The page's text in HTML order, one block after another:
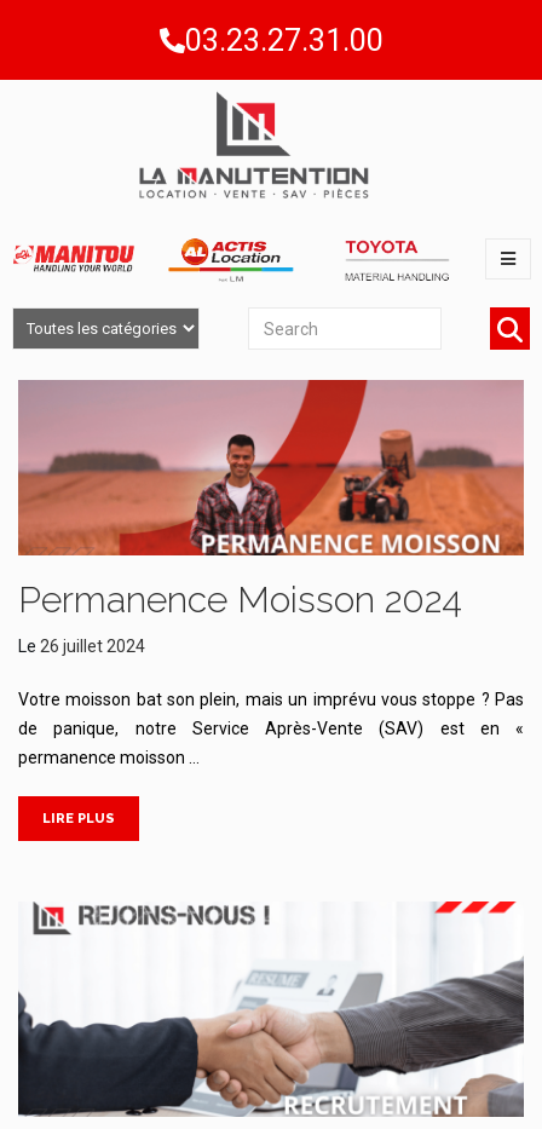
03.23.27.31.00
Permanence Moisson 2024
Le 26 juillet 2024
Votre moisson bat son plein, mais un imprévu vous stoppe ? Pas
de panique, notre Service Après-Vente (SAV) est en «
permanence moisson …
LIRE PLUS